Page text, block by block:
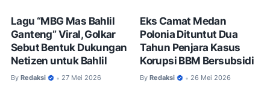
Lagu “MBG Mas Bahlil
Ganteng” Viral, Golkar
Sebut Bentuk Dukungan
Netizen untuk Bahlil
By Redaksi • 27 Mei 2026
Eks Camat Medan
Polonia Dituntut Dua
Tahun Penjara Kasus
Korupsi BBM Bersubsidi
By Redaksi • 26 Mei 2026